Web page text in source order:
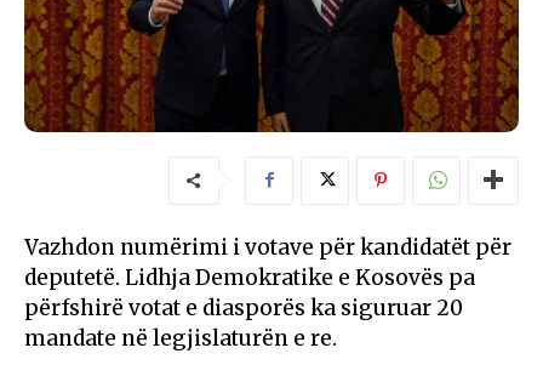
Vazhdon numërimi i votave për kandidatët për
deputetë. Lidhja Demokratike e Kosovës pa
përfshirë votat e diasporës ka siguruar 20
mandate në legjislaturën e re.